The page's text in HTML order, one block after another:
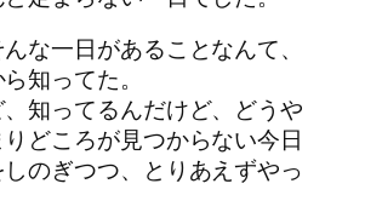
な一日があることなんて、
知ってた。
知ってるんだけど、どうや
どころが見つからない今日
のぎつつ、とりあえずやっ